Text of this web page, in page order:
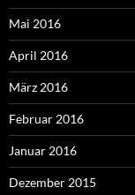
Mai 2016
April 2016
März 2016
Februar 2016
Januar 2016
Dezember 2015